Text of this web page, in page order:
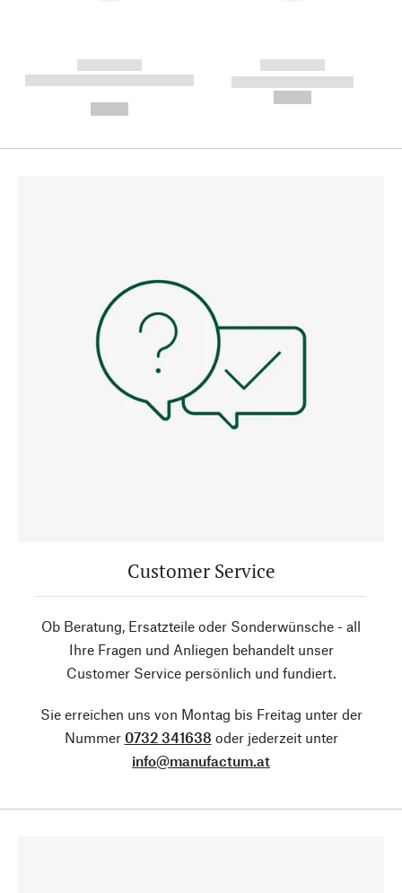
------------
----------- ----------- --------
------------
----------- -----------
Customer Service
Ob Beratung, Ersatzteile oder Sonderwünsche - all
Ihre Fragen und Anliegen behandelt unser
Customer Service persönlich und fundiert.
Sie erreichen uns von Montag bis Freitag unter der
Nummer 0732 341638 oder jederzeit unter
info@manufactum.at